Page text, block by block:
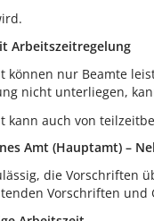
Arbeitszeitregelung
können nur Beamte
nicht unterliegen,
kann auch von
Amt (Hauptamt) –
die Vorschriften
Vorschriften und